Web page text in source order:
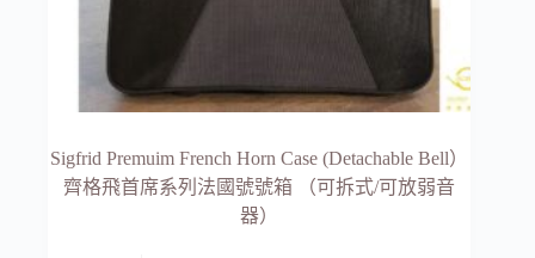
Sigfrid Premuim French Horn Case (Detachable Bell）
齊格飛首席系列法國號號箱 （可拆式/可放弱音
器）